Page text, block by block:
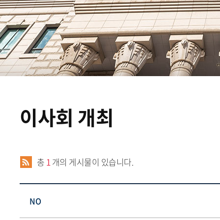
이사회 개최
총 1개의 게시물이 있습니다.
NO